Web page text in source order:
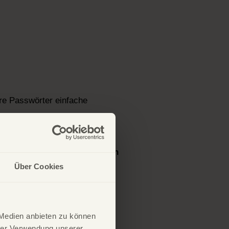
Über Cookies
anbieten zu können
Passwörter einfache
werden. Passwörter
Passwörter zu erstellen